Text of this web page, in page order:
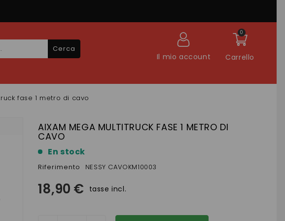
Carrello
0
Il mio account
Cerca
fase 1 metro di cavo
AIXAM MEGA MULTITRUCK FASE 1 METRO DI
CAVO
En stock
Riferimento NESSY CAVOKM10003
18,90 € tasse incl.